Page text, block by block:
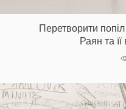
Перетворити
Раян та